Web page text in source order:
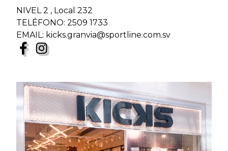
NIVEL 2 , Local 232
TELÉFONO: 2509 1733
EMAIL: kicks.granvia@sportline.com.sv